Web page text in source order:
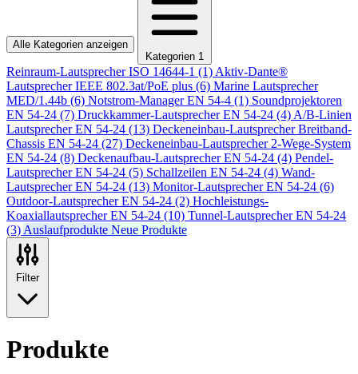
Alle Kategorien anzeigen
Kategorien 1
Reinraum-Lautsprecher ISO 14644-1 (1) Aktiv-Dante®
Lautsprecher IEEE 802.3at/PoE plus (6) Marine Lautsprecher
MED/1.44b (6) Notstrom-Manager EN 54-4 (1) Soundprojektoren
EN 54-24 (7) Druckkammer-Lautsprecher EN 54-24 (4) A/B-Linien
Lautsprecher EN 54-24 (13) Deckeneinbau-Lautsprecher Breitband-
Chassis EN 54-24 (27) Deckeneinbau-Lautsprecher 2-Wege-System
EN 54-24 (8) Deckenaufbau-Lautsprecher EN 54-24 (4) Pendel-
Lautsprecher EN 54-24 (5) Schallzeilen EN 54-24 (4) Wand-
Lautsprecher EN 54-24 (13) Monitor-Lautsprecher EN 54-24 (6)
Outdoor-Lautsprecher EN 54-24 (2) Hochleistungs-
Koaxiallautsprecher EN 54-24 (10) Tunnel-Lautsprecher EN 54-24
(3) Auslaufprodukte Neue Produkte
Filter
Produkte